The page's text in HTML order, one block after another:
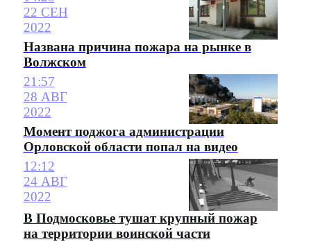
22 СЕН
2022
Названа причина пожара на рынке в
Волжском
21:57
28 АВГ
2022
Момент поджога администрации
Орловской области попал на видео
12:12
24 АВГ
2022
В Подмосковье тушат крупный пожар
на территории воинской части